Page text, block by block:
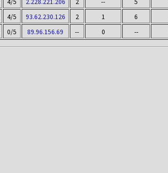
4/5 2.228.221.206 2 -- 5
4/5 93.62.230.126 2 1 6
0/5 89.96.156.69 -- 0 --